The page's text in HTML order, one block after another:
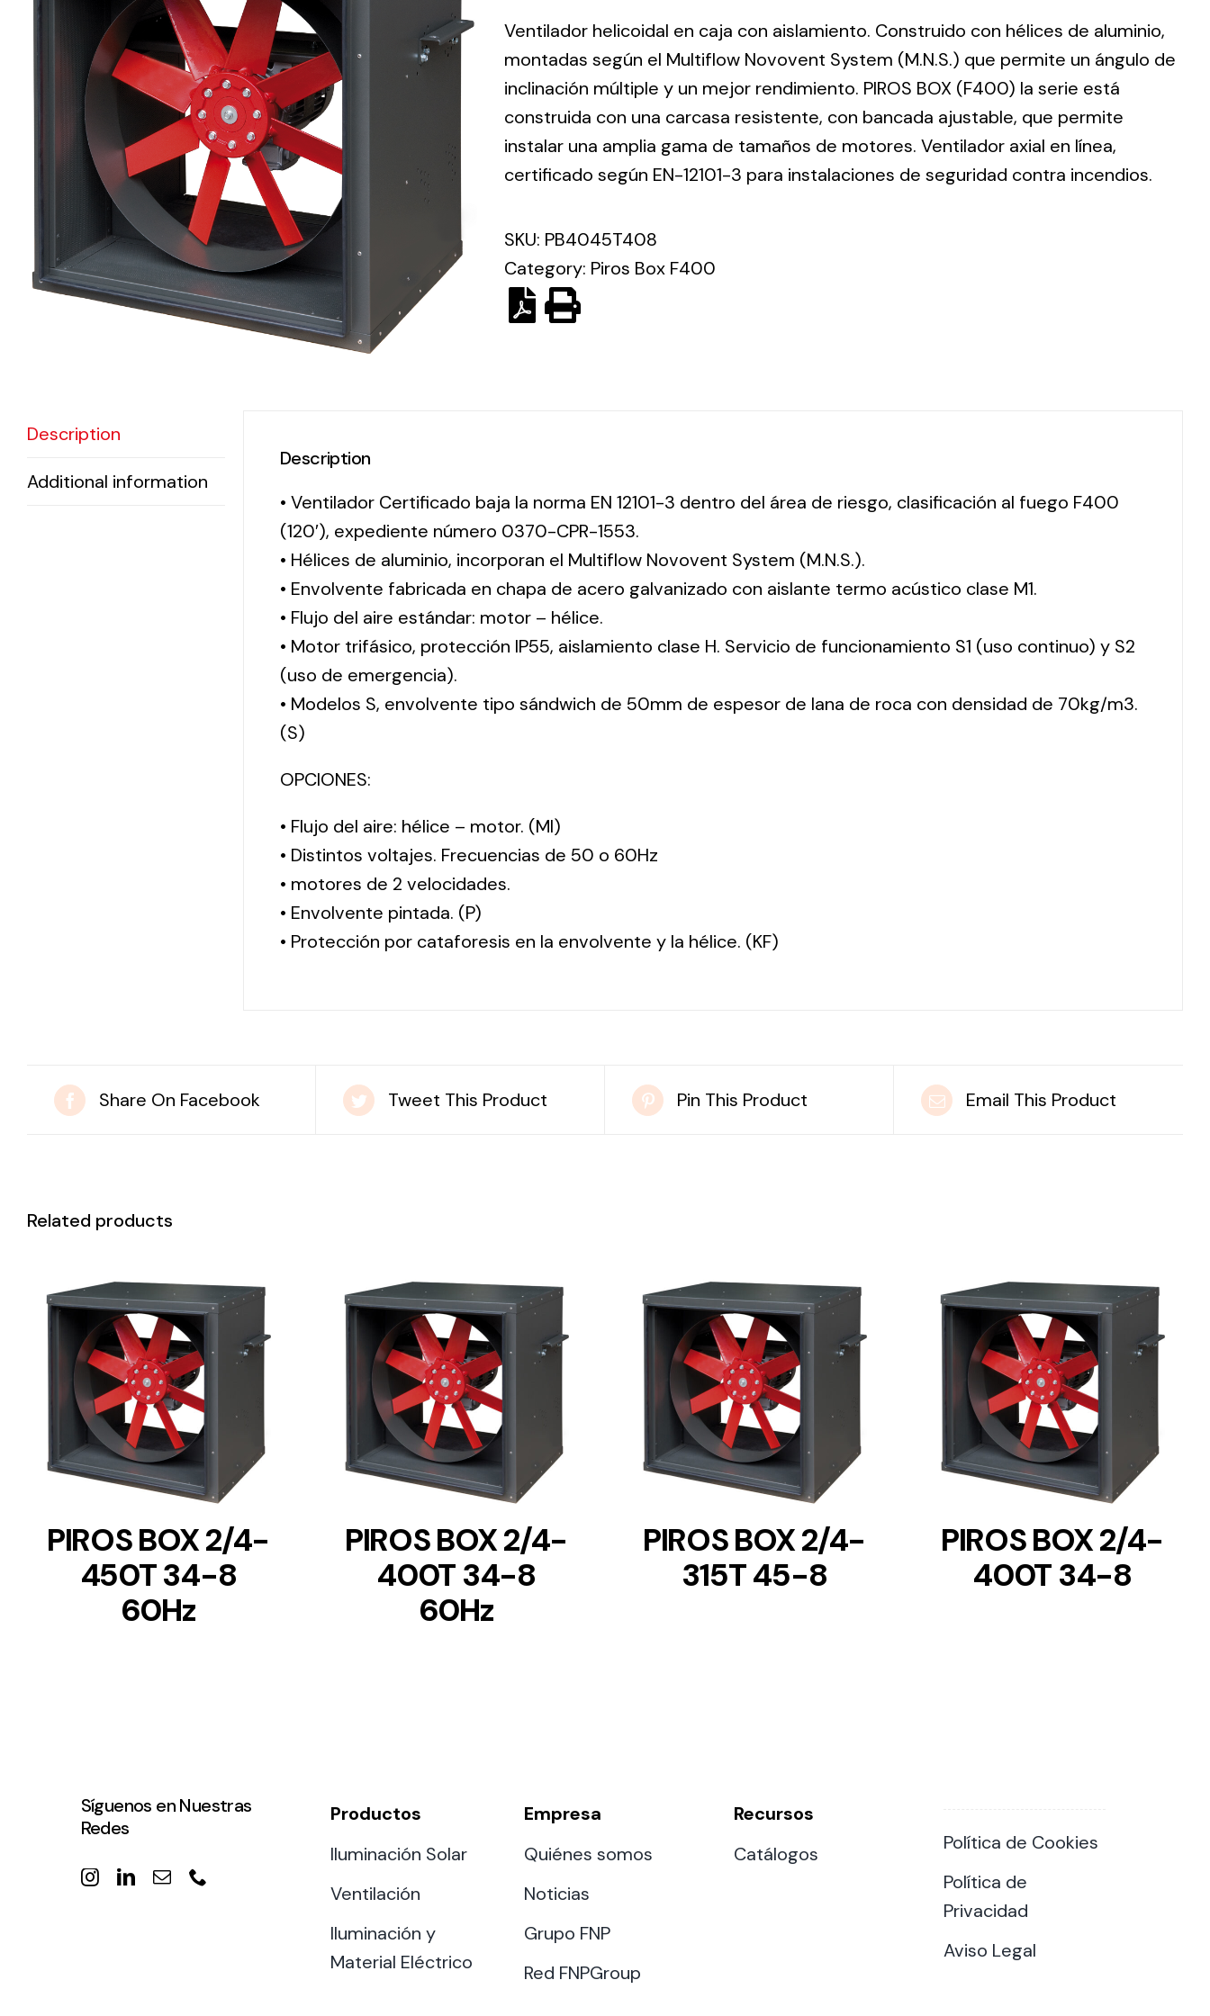
Electrical
Equipment
solutions in
lighting and
electrical
material for
each project
Ventilation
The
incorporation of
Novovent into
offer of
ventilation
products for
different uses
Solar lighting
solutions for all
Ventilador helicoidal en caja con aislamiento. Construido con hélices de aluminio,
montadas según el Multiflow Novovent System (M.N.S.) que permite un ángulo de
inclinación múltiple y un mejor rendimiento. PIROS BOX (F400) la serie está
construida con una carcasa resistente, con bancada ajustable, que permite
instalar una amplia gama de tamaños de motores. Ventilador axial en línea,
certificado según EN-12101-3 para instalaciones de seguridad contra incendios.
SKU: PB4045T408
Category: Piros Box F400
Description
Additional information
Description
• Ventilador Certificado baja la norma EN 12101-3 dentro del área de riesgo, clasificación al fuego F400
(120′), expediente número 0370-CPR-1553.
• Hélices de aluminio, incorporan el Multiflow Novovent System (M.N.S.).
• Envolvente fabricada en chapa de acero galvanizado con aislante termo acústico clase M1.
• Flujo del aire estándar: motor – hélice.
• Motor trifásico, protección IP55, aislamiento clase H. Servicio de funcionamiento S1 (uso continuo) y S2
(uso de emergencia).
• Modelos S, envolvente tipo sándwich de 50mm de espesor de lana de roca con densidad de 70kg/m3.
(S)
OPCIONES:
• Flujo del aire: hélice – motor. (MI)
• Distintos voltajes. Frecuencias de 50 o 60Hz
• motores de 2 velocidades.
• Envolvente pintada. (P)
• Protección por cataforesis en la envolvente y la hélice. (KF)
Share On Facebook Tweet This Product Pin This Product Email This Product
Related products
DETAILS
PIROS BOX 2/4-
450T 34-8
60Hz
DETAILS
PIROS BOX 2/4-
400T 34-8
60Hz
DETAILS
PIROS BOX 2/4-
315T 45-8
DETAILS
PIROS BOX 2/4-
400T 34-8
Síguenos en Nuestras
Redes
Productos
Iluminación Solar
Ventilación
Iluminación y
Material Eléctrico
Empresa
Quiénes somos
Noticias
Grupo FNP
Red FNPGroup
Recursos
Catálogos
Política de Cookies
Política de
Privacidad
Aviso Legal